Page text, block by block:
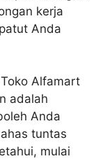
kerja
Anda
Alfamart
adalah
Anda
tuntas
mulai